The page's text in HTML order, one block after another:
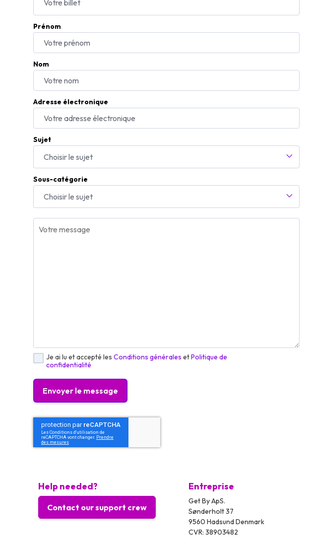
Prénom
Nom
Adresse électronique
Sujet
Choisir le sujet
Sous-catégorie
Choisir le sujet
Je ai lu et accepté lesConditions générales etPolitique de
confidentialité
Envoyer le message
Help needed?
Contact our support crew
Entreprise
Get By ApS.
Sønderholt 37
9560 Hadsund Denmark
CVR: 38903482